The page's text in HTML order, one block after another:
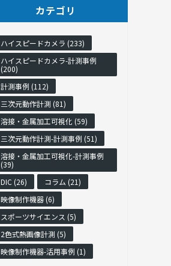
カテゴリ
ハイスピードカメラ (233)
ハイスピードカメラ-計測事例
(200)
計測事例 (112)
三次元動作計測 (81)
溶接・金属加工可視化 (59)
三次元動作計測-計測事例 (51)
溶接・金属加工可視化-計測事例
(39)
DIC (26)
コラム (21)
映像制作機器 (6)
スポーツサイエンス (5)
2色式熱画像計測 (5)
映像制作機器-活用事例 (1)